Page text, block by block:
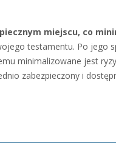
miejscu, co
testamentu. Po jego
minimalizowane jest
zabezpieczony i